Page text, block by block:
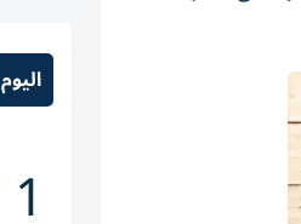
اليوم
1